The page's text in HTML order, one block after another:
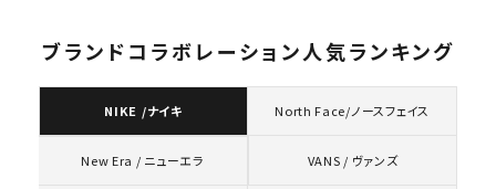
ブランドコラボレーション人気ランキング
NIKE /ナイキ North Face/ノースフェイス
New Era / ニューエラ VANS / ヴァンズ